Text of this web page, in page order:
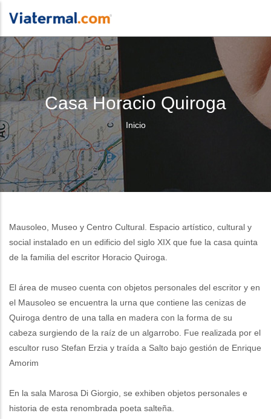
Casa Horacio Quiroga
Sobrescribir
ayuda
la
navegación
Inicio
Mausoleo, Museo y Centro Cultural. Espacio artístico, cultural y
social instalado en un edificio del siglo XIX que fue la casa quinta
de la familia del escritor Horacio Quiroga.
El área de museo cuenta con objetos personales del escritor y en
el Mausoleo se encuentra la urna que contiene las cenizas de
Quiroga dentro de una talla en madera con la forma de su
cabeza surgiendo de la raíz de un algarrobo. Fue realizada por el
escultor ruso Stefan Erzia y traída a Salto bajo gestión de Enrique
Amorim
En la sala Marosa Di Giorgio, se exhiben objetos personales e
historia de esta renombrada poeta salteña.